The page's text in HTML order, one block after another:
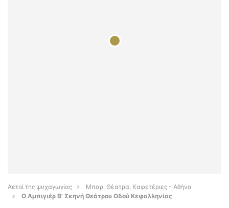
Αετοί της ψυχαγωγίας
Μπαρ, Θέατρα, Καφετέριες - Αθήνα
O Αμπιγιέρ Β' Σκηνή Θεάτρου Οδού Κεφαλληνίας